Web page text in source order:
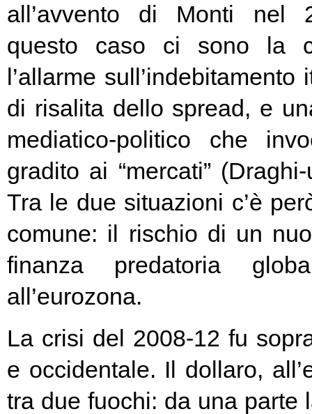
all’avvento di Monti nel
questo caso ci sono la
l’allarme
di risalita dello spread, e
mediatico-politico che
gradito ai “mercati”
Tra le due situazioni c’è
comune: il rischio di un
finanza predatoria
all’eurozona.
La crisi del 2008-12 fu
e occidentale. Il dollaro,
tra due fuochi: da una parte